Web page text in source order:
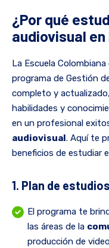
¿Por qué
audiovisual en
La Escuela
programa de Gestión
completo y
habilidades y
en un profesional
audiovisual. Aquí te
beneficios de estudiar
1. Plan de
El programa te
las áreas de la
producción de